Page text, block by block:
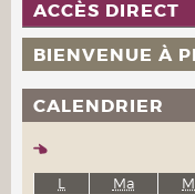
ACCÈS DIRECT
BIENVENUE À
CALENDRIER
L
Ma